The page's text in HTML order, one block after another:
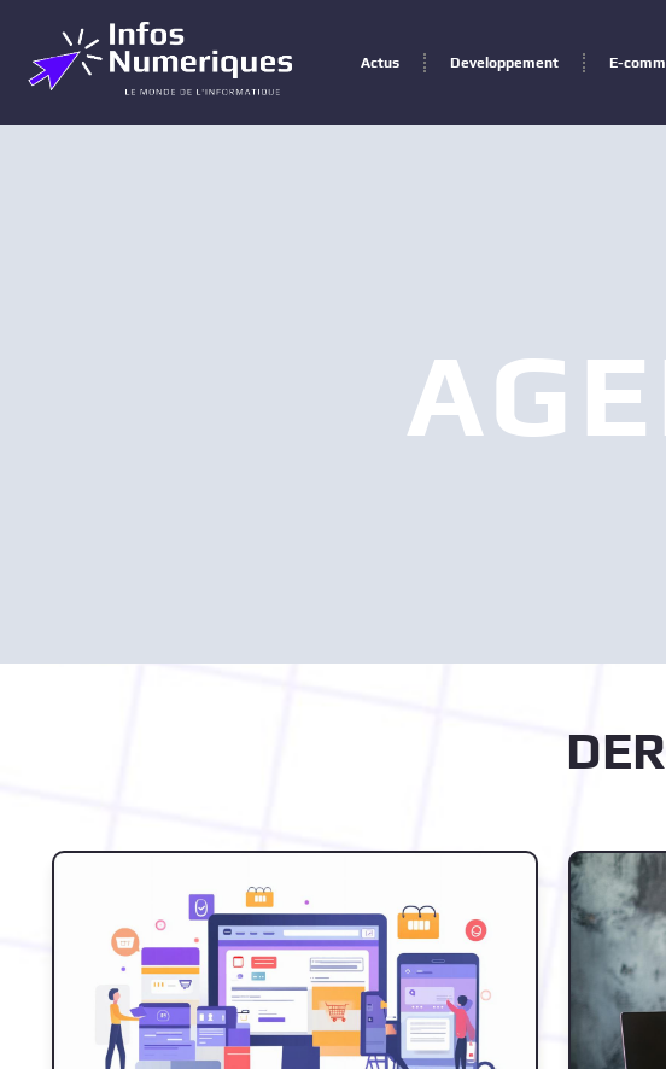
Actus Developpement E-